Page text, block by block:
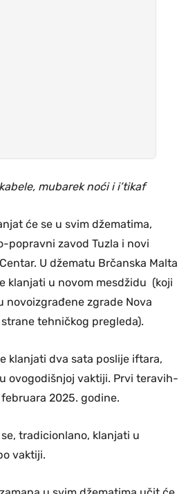
mubarek noći i i’tikaf
će se u svim džematima,
popravni zavod Tuzla i novi
U džematu Brčanska Malta
klanjati u novom mesdžidu (koji
novoizgrađene zgrade Nova
tehničkog pregleda).
klanjati dva sata poslije iftara,
ovogodišnjoj vaktiji. Prvi teravih-
2025. godine.
tradicionlano, klanjati u
vaktiji.